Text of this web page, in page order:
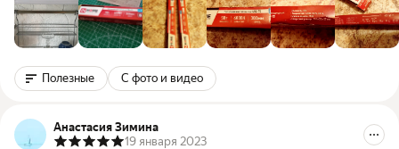
Полезные С фото и видео
Анастасия Зимина
19 января 2023